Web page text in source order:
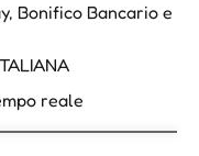
Bonifico Bancario e
reale